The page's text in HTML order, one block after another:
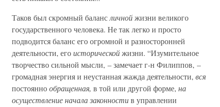
Таков был скромный балансличнойжизни великого
государственного человека. Не так легко и просто
подводится баланс его огромной и разносторонней
деятельности, егоисторическойжизни. “Изумительное
творчество сильной мысли, – замечает г-н Филиппов, –
громадная энергия и неустанная жажда деятельности, вся
постояннообращенная, в той или другой форме, на
осуществление начала законностив управлении